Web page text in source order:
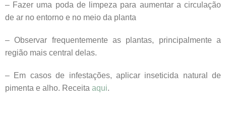
– Fazer uma poda de limpeza para aumentar a circulação
de ar no entorno e no meio da planta
– Observar frequentemente as plantas, principalmente a
região mais central delas.
– Em casos de infestações, aplicar inseticida natural de
pimenta e alho. Receita aqui.